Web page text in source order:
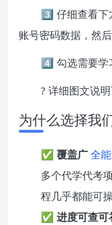
3️⃣ 仔细查看下
账号密码数据，然
4️⃣ 勾选需要学
? 详细图文说
为什么选择我
✅ 覆盖广 全
多个代学代考
程几乎都能可
✅ 进度可查可